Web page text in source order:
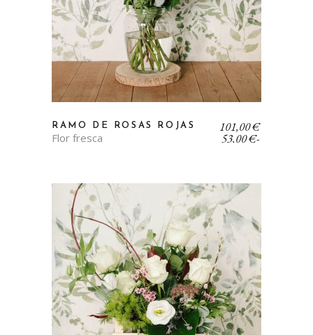
RAMO DE ROSAS ROJAS
Flor fresca 53,00€-
101,00€Rango
de
hasta